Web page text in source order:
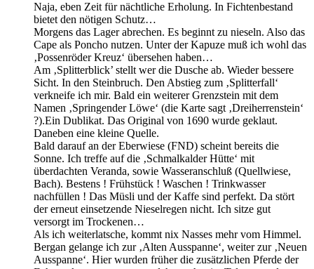
Naja, eben Zeit für nächtliche Erholung. In Fichtenbestand
bietet den nötigen Schutz…
Morgens das Lager abrechen. Es beginnt zu nieseln. Also das
Cape als Poncho nutzen. Unter der Kapuze muß ich wohl das
‚Possenröder Kreuz‘ übersehen haben…
Am ‚Splitterblick’ stellt wer die Dusche ab. Wieder bessere
Sicht. In den Steinbruch. Den Abstieg zum ‚Splitterfall‘
verkneife ich mir. Bald ein weiterer Grenzstein mit dem
Namen ‚Springender Löwe‘ (die Karte sagt ‚Dreiherrenstein‘
?).Ein Dublikat. Das Original von 1690 wurde geklaut.
Daneben eine kleine Quelle.
Bald darauf an der Eberwiese (FND) scheint bereits die
Sonne. Ich treffe auf die ‚Schmalkalder Hütte‘ mit
überdachten Veranda, sowie Wasseranschluß (Quellwiese,
Bach). Bestens ! Frühstück ! Waschen ! Trinkwasser
nachfüllen ! Das Müsli und der Kaffe sind perfekt. Da stört
der erneut einsetzende Nieselregen nicht. Ich sitze gut
versorgt im Trockenen…
Als ich weiterlatsche, kommt nix Nasses mehr vom Himmel.
Bergan gelange ich zur ‚Alten Ausspanne‘, weiter zur ‚Neuen
Ausspanne‘. Hier wurden früher die zusätzlichen Pferde der